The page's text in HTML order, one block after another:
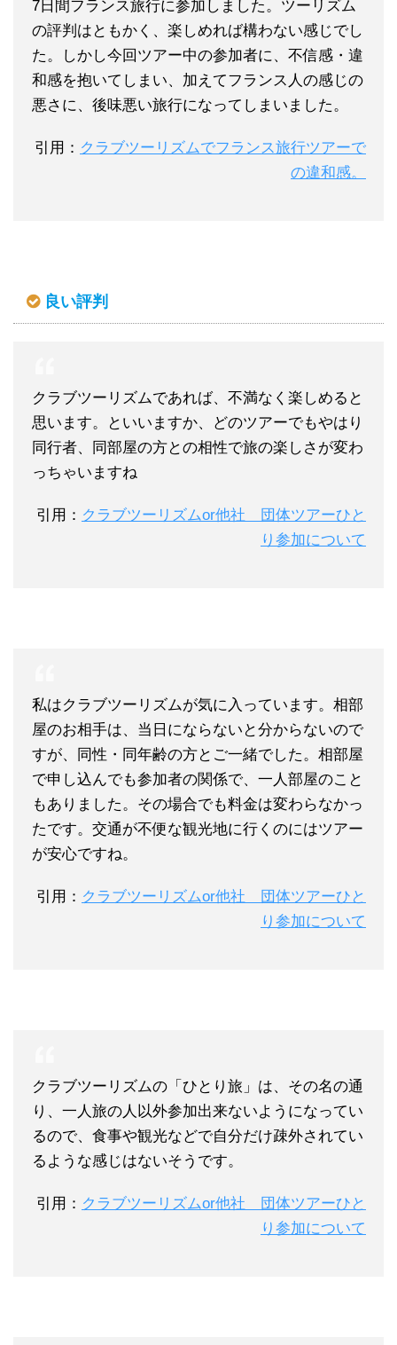
7日間フランス旅行に参加しました。ツーリズム
の評判はともかく、楽しめれば構わない感じでし
た。しかし今回ツアー中の参加者に、不信感・違
和感を抱いてしまい、加えてフランス人の感じの
悪さに、後味悪い旅行になってしまいました。
引用： クラブツーリズムでフランス旅行ツアーで
の違和感。
良い評判
クラブツーリズムであれば、不満なく楽しめると
思います。といいますか、どのツアーでもやはり
同行者、同部屋の方との相性で旅の楽しさが変わ
っちゃいますね
引用： クラブツーリズムor他社 団体ツアーひと
り参加について
私はクラブツーリズムが気に入っています。相部
屋のお相手は、当日にならないと分からないので
すが、同性・同年齢の方とご一緒でした。相部屋
で申し込んでも参加者の関係で、一人部屋のこと
もありました。その場合でも料金は変わらなかっ
たです。交通が不便な観光地に行くのにはツアー
が安心ですね。
引用： クラブツーリズムor他社 団体ツアーひと
り参加について
クラブツーリズムの「ひとり旅」は、その名の通
り、一人旅の人以外参加出来ないようになってい
るので、食事や観光などで自分だけ疎外されてい
るような感じはないそうです。
引用： クラブツーリズムor他社 団体ツアーひと
り参加について